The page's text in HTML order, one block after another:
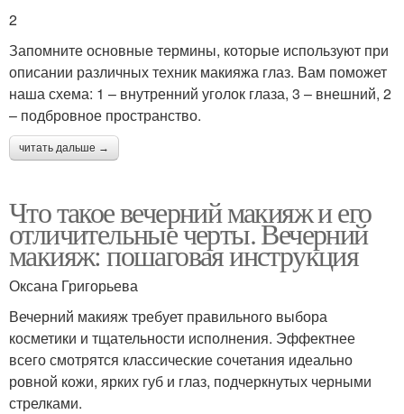
2
Запомните основные термины, которые используют при
описании различных техник макияжа глаз. Вам поможет
наша схема: 1 – внутренний уголок глаза, 3 – внешний, 2
– подбровное пространство.
читать дальше →
Что такое вечерний макияж и его
отличительные черты. Вечерний
макияж: пошаговая инструкция
Оксана Григорьева
Вечерний макияж требует правильного выбора
косметики и тщательности исполнения. Эффектнее
всего смотрятся классические сочетания идеально
ровной кожи, ярких губ и глаз, подчеркнутых черными
стрелками.